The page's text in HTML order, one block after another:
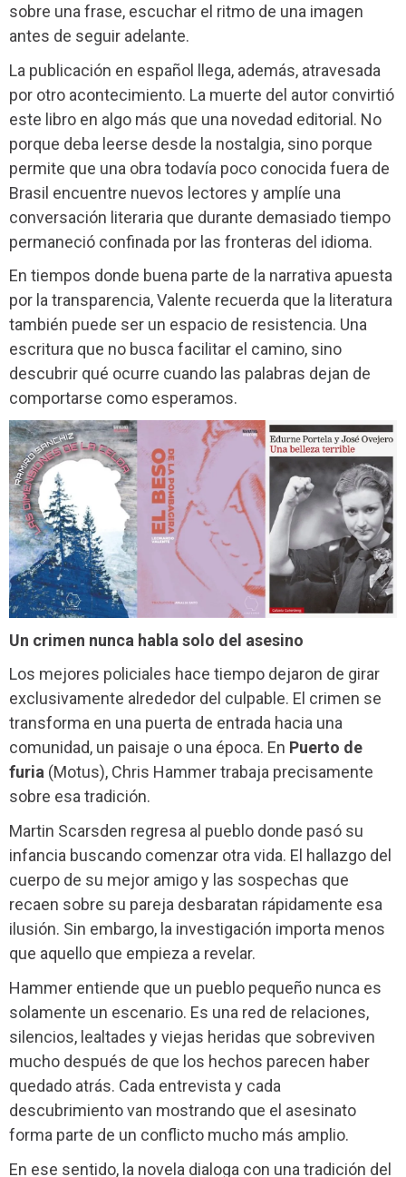
sobre una frase, escuchar el ritmo de una imagen
antes de seguir adelante.
La publicación en español llega, además, atravesada
por otro acontecimiento. La muerte del autor convirtió
este libro en algo más que una novedad editorial. No
porque deba leerse desde la nostalgia, sino porque
permite que una obra todavía poco conocida fuera de
Brasil encuentre nuevos lectores y amplíe una
conversación literaria que durante demasiado tiempo
permaneció confinada por las fronteras del idioma.
En tiempos donde buena parte de la narrativa apuesta
por la transparencia, Valente recuerda que la literatura
también puede ser un espacio de resistencia. Una
escritura que no busca facilitar el camino, sino
descubrir qué ocurre cuando las palabras dejan de
comportarse como esperamos.
Un crimen nunca habla solo del asesino
Los mejores policiales hace tiempo dejaron de girar
exclusivamente alrededor del culpable. El crimen se
transforma en una puerta de entrada hacia una
comunidad, un paisaje o una época. En Puerto de
furia (Motus), Chris Hammer trabaja precisamente
sobre esa tradición.
Martin Scarsden regresa al pueblo donde pasó su
infancia buscando comenzar otra vida. El hallazgo del
cuerpo de su mejor amigo y las sospechas que
recaen sobre su pareja desbaratan rápidamente esa
ilusión. Sin embargo, la investigación importa menos
que aquello que empieza a revelar.
Hammer entiende que un pueblo pequeño nunca es
solamente un escenario. Es una red de relaciones,
silencios, lealtades y viejas heridas que sobreviven
mucho después de que los hechos parecen haber
quedado atrás. Cada entrevista y cada
descubrimiento van mostrando que el asesinato
forma parte de un conflicto mucho más amplio.
En ese sentido, la novela dialoga con una tradición del